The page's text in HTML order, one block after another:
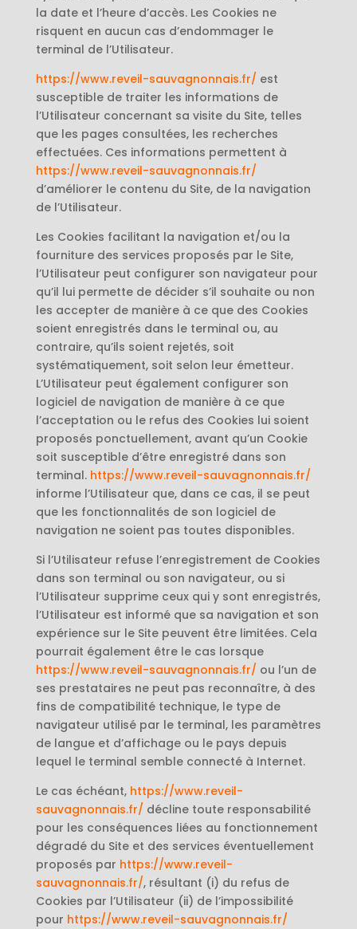
la date et l’heure d’accès. Les Cookies ne
risquent en aucun cas d’endommager le
terminal de l’Utilisateur.
https://www.reveil-sauvagnonnais.fr/ est
susceptible de traiter les informations de
l’Utilisateur concernant sa visite du Site, telles
que les pages consultées, les recherches
effectuées. Ces informations permettent à
https://www.reveil-sauvagnonnais.fr/
d’améliorer le contenu du Site, de la navigation
de l’Utilisateur.
Les Cookies facilitant la navigation et/ou la
fourniture des services proposés par le Site,
l’Utilisateur peut configurer son navigateur pour
qu’il lui permette de décider s’il souhaite ou non
les accepter de manière à ce que des Cookies
soient enregistrés dans le terminal ou, au
contraire, qu’ils soient rejetés, soit
systématiquement, soit selon leur émetteur.
L’Utilisateur peut également configurer son
logiciel de navigation de manière à ce que
l’acceptation ou le refus des Cookies lui soient
proposés ponctuellement, avant qu’un Cookie
soit susceptible d’être enregistré dans son
terminal. https://www.reveil-sauvagnonnais.fr/
informe l’Utilisateur que, dans ce cas, il se peut
que les fonctionnalités de son logiciel de
navigation ne soient pas toutes disponibles.
Si l’Utilisateur refuse l’enregistrement de Cookies
dans son terminal ou son navigateur, ou si
l’Utilisateur supprime ceux qui y sont enregistrés,
l’Utilisateur est informé que sa navigation et son
expérience sur le Site peuvent être limitées. Cela
pourrait également être le cas lorsque
https://www.reveil-sauvagnonnais.fr/ ou l’un de
ses prestataires ne peut pas reconnaître, à des
fins de compatibilité technique, le type de
navigateur utilisé par le terminal, les paramètres
de langue et d’affichage ou le pays depuis
lequel le terminal semble connecté à Internet.
Le cas échéant, https://www.reveil-
sauvagnonnais.fr/ décline toute responsabilité
pour les conséquences liées au fonctionnement
dégradé du Site et des services éventuellement
proposés par https://www.reveil-
sauvagnonnais.fr/, résultant (i) du refus de
Cookies par l’Utilisateur (ii) de l’impossibilité
pour https://www.reveil-sauvagnonnais.fr/